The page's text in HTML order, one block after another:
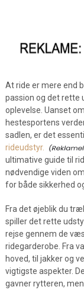
At ride er mere end
passion og det rette
oplevelse. Uanset
hestesportens
sadlen, er det
rideudstyr.
ultimative guide til
nødvendige viden
for både sikkerhed
Fra det øjeblik du
spiller det rette
rejse gennem de
ridegarderobe. Fra
hoved, til jakker og
vigtigste aspekter.
gavner rytteren,